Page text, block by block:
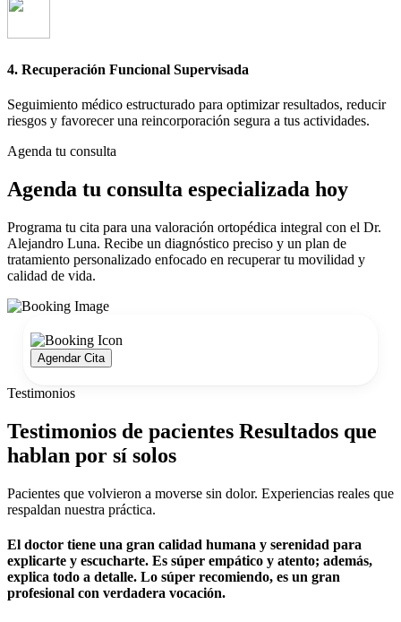
4. Recuperación Funcional Supervisada
Seguimiento médico estructurado para optimizar resultados, reducir
riesgos y favorecer una reincorporación segura a tus actividades.
Agenda tu consulta
Agenda tu consulta especializada hoy
Programa tu cita para una valoración ortopédica integral con el Dr.
Alejandro Luna. Recibe un diagnóstico preciso y un plan de
tratamiento personalizado enfocado en recuperar tu movilidad y
calidad de vida.
Agendar Cita
Testimonios
Testimonios de pacientes Resultados que
hablan por sí solos
Pacientes que volvieron a moverse sin dolor. Experiencias reales que
respaldan nuestra práctica.
El doctor tiene una gran calidad humana y serenidad para
explicarte y escucharte. Es súper empático y atento; además,
explica todo a detalle. Lo súper recomiendo, es un gran
profesional con verdadera vocación.